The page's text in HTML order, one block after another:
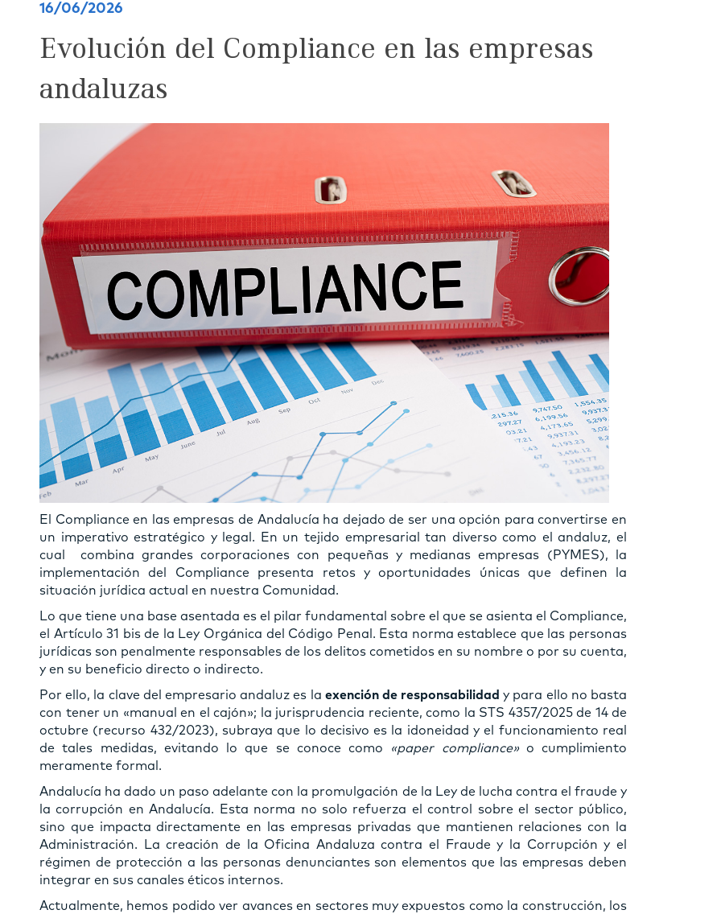
16/06/2026
Evolución del Compliance en las empresas
andaluzas
El Compliance en las empresas de Andalucía ha dejado de ser una opción para convertirse en
un imperativo estratégico y legal. En un tejido empresarial tan diverso como el andaluz, el
cual combina grandes corporaciones con pequeñas y medianas empresas (PYMES), la
implementación del Compliance presenta retos y oportunidades únicas que definen la
situación jurídica actual en nuestra Comunidad.
Lo que tiene una base asentada es el pilar fundamental sobre el que se asienta el Compliance,
el Artículo 31 bis de la Ley Orgánica del Código Penal. Esta norma establece que las personas
jurídicas son penalmente responsables de los delitos cometidos en su nombre o por su cuenta,
y en su beneficio directo o indirecto.
Por ello, la clave del empresario andaluz es la exención de responsabilidad y para ello no basta
con tener un «manual en el cajón»; la jurisprudencia reciente, como la STS 4357/2025 de 14 de
octubre (recurso 432/2023), subraya que lo decisivo es la idoneidad y el funcionamiento real
de tales medidas, evitando lo que se conoce como
«paper compliance»o cumplimiento
meramente formal.
Andalucía ha dado un paso adelante con la promulgación de la Ley de lucha contra el fraude y
la corrupción en Andalucía. Esta norma no solo refuerza el control sobre el sector público,
sino que impacta directamente en las empresas privadas que mantienen relaciones con la
Administración. La creación de la Oficina Andaluza contra el Fraude y la Corrupción y el
régimen de protección a las personas denunciantes son elementos que las empresas deben
integrar en sus canales éticos internos.
Actualmente, hemos podido ver avances en sectores muy expuestos como la construcción, los